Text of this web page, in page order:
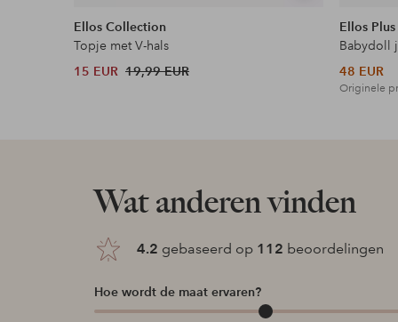
Ellos Collection
Topje met V-hals
15 EUR 19,99 EUR
Ellos
Babydoll
48 EUR
Originele
Wat anderen vinden
4.2 gebaseerd op 112 beoordelingen
Hoe wordt de maat ervaren?